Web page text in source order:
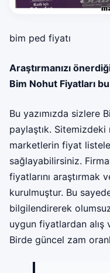
bim ped fiyatı
Araştırmanızı
Bim Nohut Fiyatları
Bu yazımızda sizlere
paylaştık.
marketlerin fiyat
sağlayabilirsiniz.
fiyatlarını araştırmak
kurulmuştur. Bu
bilgilendirerek
uygun fiyatlardan alış
Birde güncel zam